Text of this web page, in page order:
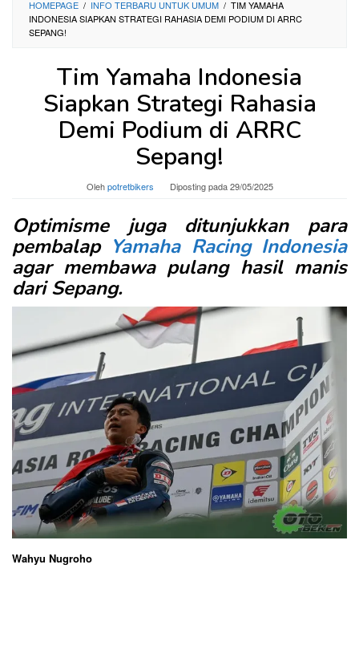
HOMEPAGE / INFO TERBARU UNTUK UMUM / TIM YAMAHA
INDONESIA SIAPKAN STRATEGI RAHASIA DEMI PODIUM DI ARRC
SEPANG!
Tim Yamaha Indonesia
Siapkan Strategi Rahasia
Demi Podium di ARRC
Sepang!
Olehpotretbikers Diposting pada29/05/2025
Optimisme juga ditunjukkan para
pembalap Yamaha Racing Indonesia
agar membawa pulang hasil manis
dari Sepang.
Wahyu Nugroho